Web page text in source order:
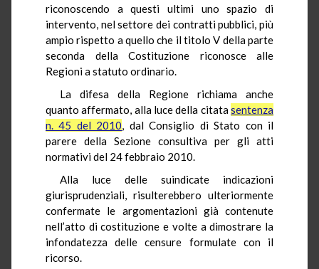
riconoscendo a questi ultimi uno spazio di
intervento, nel settore dei contratti pubblici, più
ampio rispetto a quello che il titolo V della parte
seconda della Costituzione riconosce alle
Regioni a statuto ordinario.
La difesa della Regione richiama anche
quanto affermato, alla luce della citatasentenza
n. 45 del 2010, dal Consiglio di Stato con il
parere della Sezione consultiva per gli atti
normativi del 24 febbraio 2010.
Alla luce delle suindicate indicazioni
giurisprudenziali, risulterebbero ulteriormente
confermate le argomentazioni già contenute
nell’atto di costituzione e volte a dimostrare la
infondatezza delle censure formulate con il
ricorso.